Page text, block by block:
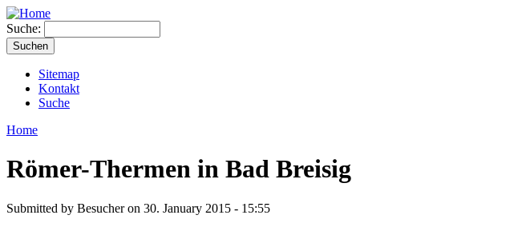
Suche:
Sitemap
Kontakt
Suche
Home
Römer-Thermen in Bad Breisig
Submitted by Besucher on 30. January 2015 - 15:55